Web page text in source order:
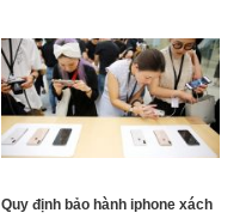
Quy định bảo hành iphone xách